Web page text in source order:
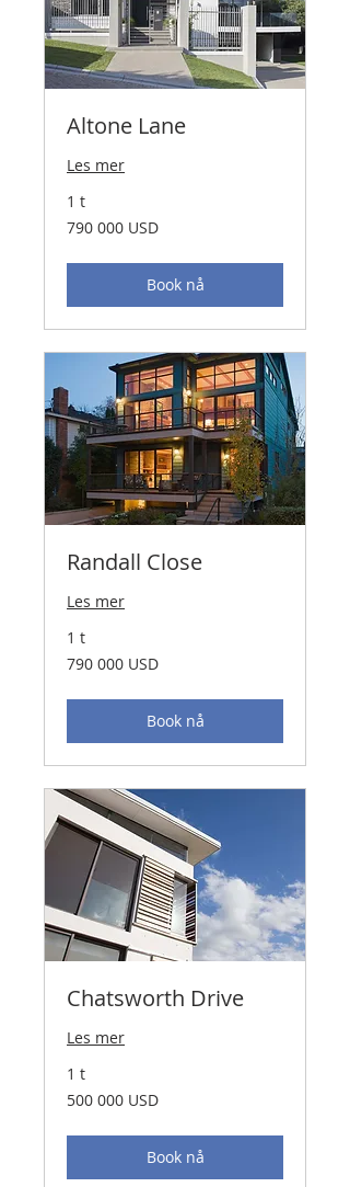
Altone Lane
Les mer
1 t
790 000
amerikanske
790 000 USD
Book nå
Randall Close
Les mer
1 t
790 000
amerikanske
790 000 USD
Book nå
Chatsworth Drive
Les mer
1 t
500 000
amerikanske
500 000 USD
Book nå